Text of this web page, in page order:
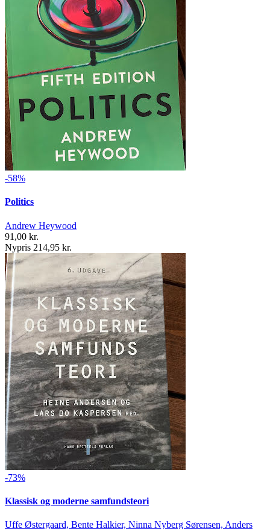
-58%
Politics
Andrew Heywood
91,00 kr.
Nypris 214,95 kr.
-73%
Klassisk og moderne samfundsteori
Uffe Østergaard, Bente Halkier, Ninna Nyberg Sørensen, Anders